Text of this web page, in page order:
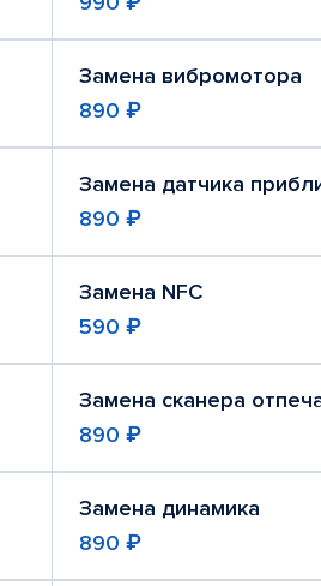
Замена вибромотора
890 ₽
Замена датчика
890 ₽
Замена NFC
590 ₽
Замена сканера
890 ₽
Замена динамика
890 ₽